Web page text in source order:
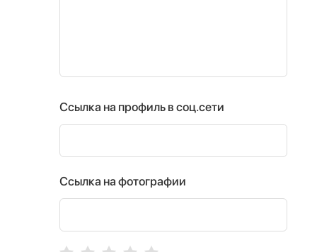
Ссылка на профиль в соц.сети
Ссылка на фотографии